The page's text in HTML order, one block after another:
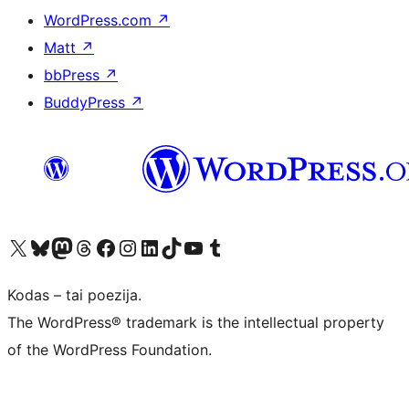
WordPress.com ↗
Matt ↗
bbPress ↗
BuddyPress ↗
Visit our X (formerly Twitter) account
Apsilankykite mūsų Bluesky paskyroje
Visit our Mastodon account
Apsilankykite mūsų Threads paskyroje
Visit our Facebook page
Visit our Instagram account
Visit our LinkedIn account
Apsilankykite mūsų TikTok paskyroje
Visit our YouTube channel
Apsilankykite mūsų Tumblr paskyroje
Kodas – tai poezija.
The WordPress® trademark is the intellectual property
of the WordPress Foundation.